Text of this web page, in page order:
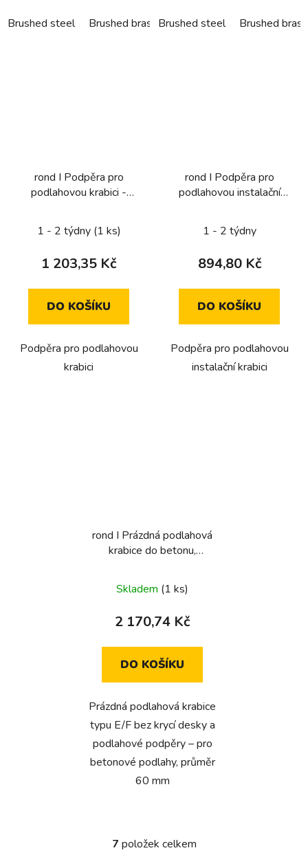
Brushed steel Brushed brass Brushed dark bronze
Brushed steel Brushed brass
rond I Podpěra pro
podlahovou krabici -
1 - 2 týdny (1 ks)
1 203,35 Kč
DO KOŠÍKU
Podpěra pro podlahovou
krabici
rond I Podpěra pro
podlahovou instalační
1 - 2 týdny
894,80 Kč
DO KOŠÍKU
Podpěra pro podlahovou
instalační krabici
rond I Prázdná podlahová
krabice do betonu,
60 mm
Skladem (1 ks)
2 170,74 Kč
DO KOŠÍKU
Prázdná podlahová krabice
typu E/F bez krycí desky a
podlahové podpěry – pro
betonové podlahy, průměr
60 mm
O
7 položek celkem